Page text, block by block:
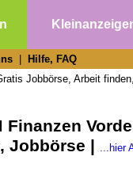
Hilfe, FAQ
Jobbörse, Arbeit
Jobbörse | ...hier